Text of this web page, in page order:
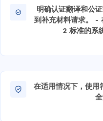
明确认证翻译和公
到补充材料请求。 -
在适用情况下，使